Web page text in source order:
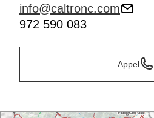
info@caltronc.com
972 590 083
Appel